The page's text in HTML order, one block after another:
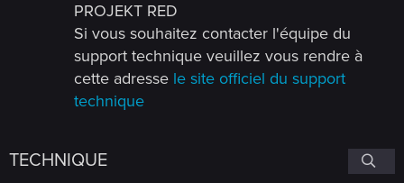
PROJEKT RED
Si vous souhaitez contacter l'équipe du
support technique veuillez vous rendre à
cette adresse le site officiel du support
technique
TECHNIQUE